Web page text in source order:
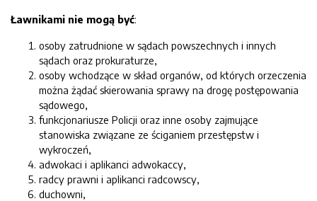
Ławnikami nie mogą być:
osoby zatrudnione w sądach powszechnych i innych
sądach oraz prokuraturze,
osoby wchodzące w skład organów, od których orzeczenia
można żądać skierowania sprawy na drogę postępowania
sądowego,
funkcjonariusze Policji oraz inne osoby zajmujące
stanowiska związane ze ściganiem przestępstw i
wykroczeń,
adwokaci i aplikanci adwokaccy,
radcy prawni i aplikanci radcowscy,
duchowni,